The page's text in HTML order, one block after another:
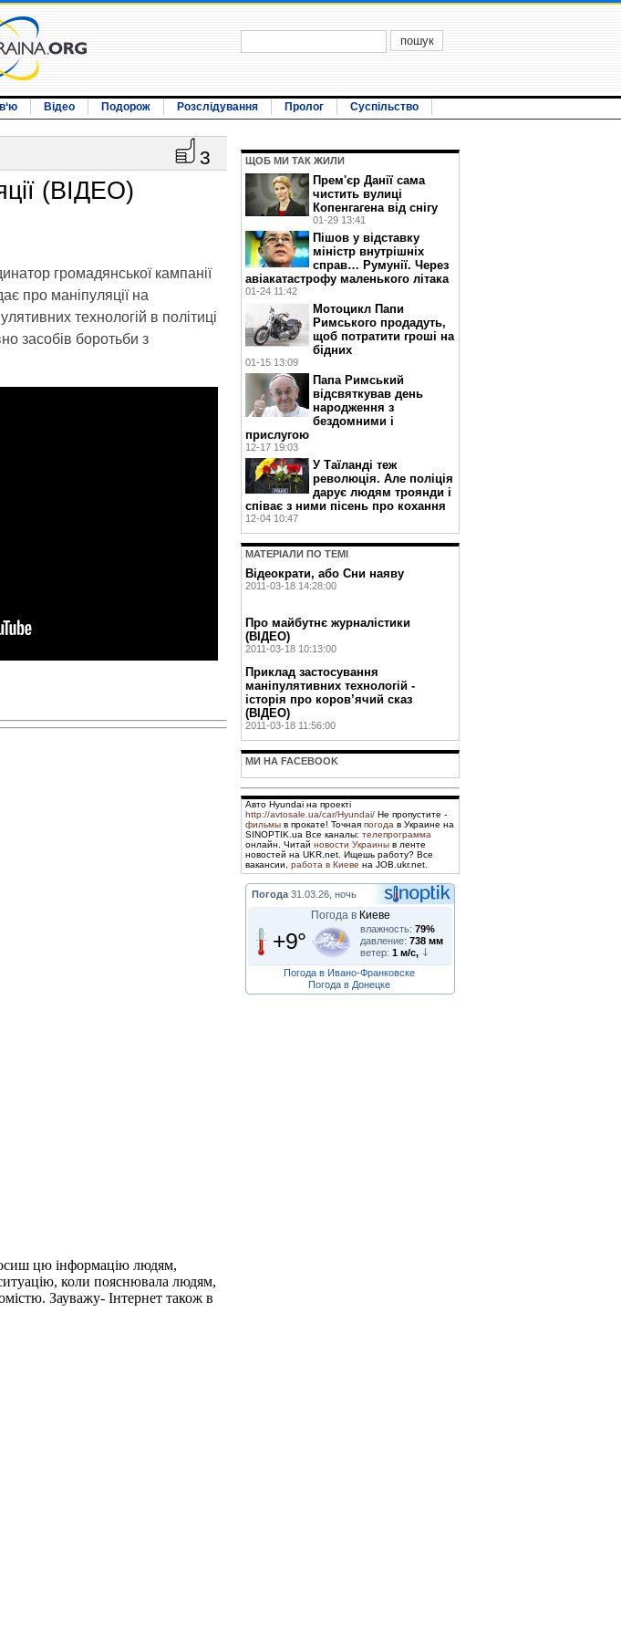
Відео Подорож Розслідування Пролог Суспільство
3
(ВІДЕО)
громадянської кампанії
про маніпуляції на
технологій в політиці
засобів боротьби з
ЩОБ МИ ТАК ЖИЛИ
Прем'єр Данії сама
чистить вулиці
Копенгагена від снігу
01-29 13:41
Пішов у відставку
міністр внутрішніх
справ… Румунії. Через
авіакатастрофу маленького літака
01-24 11:42
Мотоцикл Папи
Римського продадуть,
щоб потратити гроші на
бідних
01-15 13:09
Папа Римський
відсвяткував день
народження з
бездомними і
прислугою
12-17 19:03
У Таїланді теж
революція. Але поліція
дарує людям троянди і
співає з ними пісень про кохання
12-04 10:47
МАТЕРIАЛИ ПО ТЕМI
Відеократи, або Сни наяву
2011-03-18 14:28:00
Про майбутнє журналістики
(ВІДЕО)
2011-03-18 10:13:00
Приклад застосування
маніпулятивних технологій -
історія про коров’ячий сказ
(ВІДЕО)
2011-03-18 11:56:00
МИ НА FACEBOOK
Авто Hyundai на проекті
http://avtosale.ua/car/Hyundai/ Не пропустите -
фильмы в прокате! Точная погода в Украине на
SINOPTIK.ua Все каналы: телепрограмма
онлайн. Читай новости Украины в ленте
новостей на UKR.net. Ищешь работу? Все
вакансии, работа в Киеве на JOB.ukr.net.
Погода 31.03.26, ночь
Погода в Киеве
+9° влажность: 79%
давление: 738 мм
ветер: 1 м/с,
Погода в Ивано-Франковске
Погода в Донецке